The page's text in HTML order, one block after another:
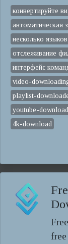
конвертируйте
автоматическая
несколько языков
отслеживание
интерфейс
video-
playlist-
youtube-
4k-download